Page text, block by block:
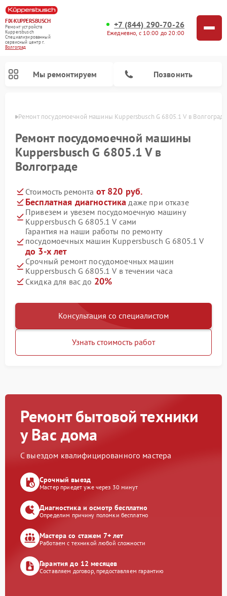
FIX-KUPPERSBUSCH
Ремонт устройств
Kuppersbusch
Специализированный
cервисный центр г.
Волгоград
+7 (844) 290-70-26
Ежедневно, с 10:00 до 20:00
Мы ремонтируем Позвонить
Ремонт посудомоечной машины Kuppersbusch G 6805.1 V в Волгограде
Ремонт посудомоечной машины
Kuppersbusch G 6805.1 V в
Волгограде
Стоимость ремонта от 820 руб.
Бесплатная диагностика даже при отказе
Привезем и увезем посудомоечную машину
Kuppersbusch G 6805.1 V сами
Гарантия на наши работы по ремонту
посудомоечных машин Kuppersbusch G 6805.1 V
до 3-х лет
Срочный ремонт посудомоечных машин
Kuppersbusch G 6805.1 V в течении часа
Скидка для вас до 20%
Консультация со специалистом
Узнать стоимость работ
Ремонт бытовой техники
у Вас дома
С выездом квалифицированного мастера
Срочный выезд
Мастер приедет уже через 30 минут
Диагностика и осмотр бесплатно
Определим причину поломки бесплатно
Мастера со стажем 7+ лет
Работаем с техникой любой сложности
Гарантия до 12 месяцев
Составляем договор, предоставляем гарантию